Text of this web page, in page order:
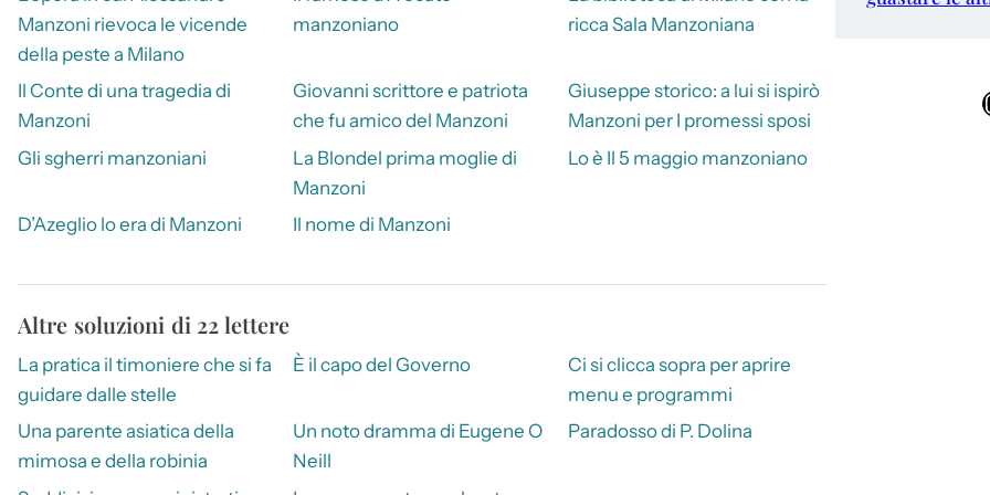
Manzoni rievoca le vicende
della peste a Milano
manzoniano
ricca Sala Manzoniana
Il Conte di una tragedia di
Manzoni
Giovanni scrittore e patriota
che fu amico del Manzoni
Giuseppe storico: a lui si ispirò
Manzoni per I promessi sposi
Gli sgherri manzoniani
La Blondel prima moglie di
Manzoni
Lo è Il 5 maggio manzoniano
D’Azeglio lo era di Manzoni Il nome di Manzoni
Altre soluzioni di 22 lettere
La pratica il timoniere che si fa
guidare dalle stelle
È il capo del Governo
Ci si clicca sopra per aprire
menu e programmi
Una parente asiatica della
mimosa e della robinia
Un noto dramma di Eugene O
Neill
Paradosso di P. Dolina